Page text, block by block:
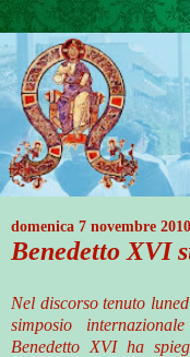
domenica 7 novembre 2010
Benedetto XVI
Nel discorso tenuto
simposio
Benedetto XVI ha